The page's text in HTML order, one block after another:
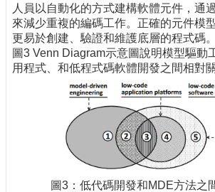
人員以自動化的方式建構軟體元件，通
來減少重複的編碼工作。正確的元件模
更易於創建、驗證和維護底層的程式碼。
圖3 Venn Diagram示意圖說明模型驅動
用程式、和低程式碼軟體開發之間相對
圖3：低代碼開發和MDE方法之